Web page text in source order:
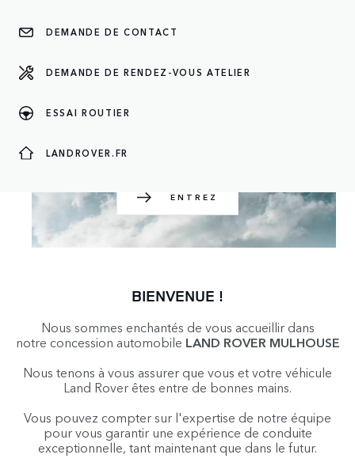
DEMANDE DE CONTACT
DEMANDE DE RENDEZ-VOUS ATELIER
ESSAI ROUTIER
LANDROVER.FR
ENTREZ
BIENVENUE !
Nous sommes enchantés de vous accueillir dans
notre concession automobile LAND ROVER MULHOUSE
Nous tenons à vous assurer que vous et votre véhicule
Land Rover êtes entre de bonnes mains.
Vous pouvez compter sur l'expertise de notre équipe
pour vous garantir une expérience de conduite
exceptionnelle, tant maintenant que dans le futur.